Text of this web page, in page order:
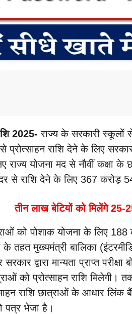
2025-राज्य के सरकारी स्कूलों से
राशि देने के लिए
योजना मद से नौवीं कक्षा के
से राशि देने के लिए 367 करोड़
तीन लाख बेटियों को मिलेंगे 25-
को पोशाक योजना के लिए 188
तहत मुख्यमंत्री बालिका
द्वारा मान्यता प्राप्त
को प्रोत्साहन राशि
राशि छात्राओं के आधार
पत्र भेजा है।